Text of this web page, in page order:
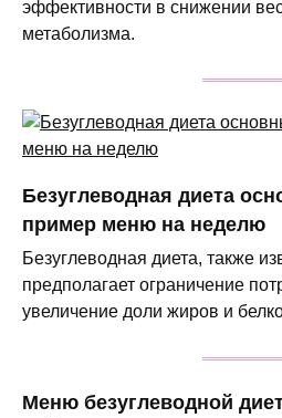
эффективности в снижении
метаболизма.
Безуглеводная диета
пример меню на неделю
Безуглеводная диета, также
предполагает ограничение
увеличение доли жиров и
Меню безуглеводной